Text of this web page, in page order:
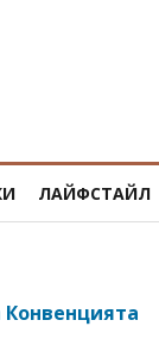
ЛАЙФСТАЙЛ